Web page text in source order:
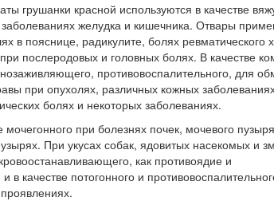
грушанки красной используются в качестве
заболеваниях желудка и кишечника. Отвары
в пояснице, радикулите, болях ревматического
послеродовых и головных болях. В качестве
противовоспалительного, для
при опухолях, различных кожных
болях и некоторых заболеваниях.
при болезнях почек, мочевого
При укусах собак, ядовитых насекомых и
как противоядие и
качестве потогонного и